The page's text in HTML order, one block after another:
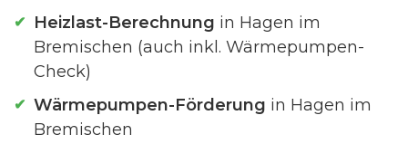
Heizlast-Berechnung in Hagen im
Bremischen (auch inkl. Wärmepumpen-
Check)
Wärmepumpen-Förderung in Hagen im
Bremischen